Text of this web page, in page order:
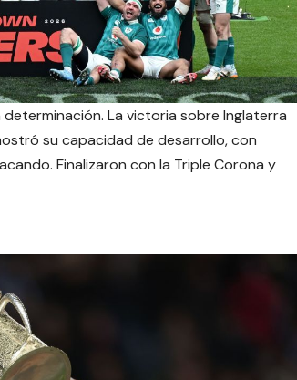
La victoria sobre Inglaterra
su capacidad de desarrollo, con
Finalizaron con la Triple Corona y